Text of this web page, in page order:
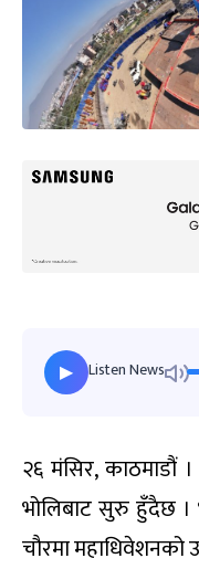
▶ Listen News
२६ मंसिर, काठमाडौं
भोलिबाट सुरु हुँदैछ ।
चौरमा महाधिवेशनको